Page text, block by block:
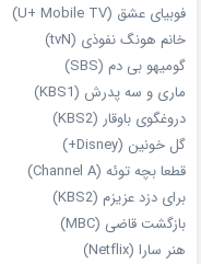
فوبیای عشق (U+ Mobile TV)
خانم هونگ نفوذی (tvN)
گومیهو بی دم (SBS)
ماری و سه پدرش (KBS1)
دروغگوی باوقار (KBS2)
گل خونین (Disney+)
قطعا بچه توئه (Channel A)
برای دزد عزیزم (KBS2)
بازگشت قاضی (MBC)
هنر سارا (Netflix)